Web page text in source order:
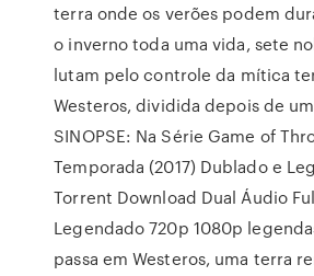
terra onde os verões podem
o inverno toda uma vida, sete
lutam pelo controle da mítica
Westeros, dividida depois de
SINOPSE: Na Série Game of
Temporada (2017) Dublado e
Torrent Download Dual Áudio
Legendado 720p 1080p
passa em Westeros, uma terra